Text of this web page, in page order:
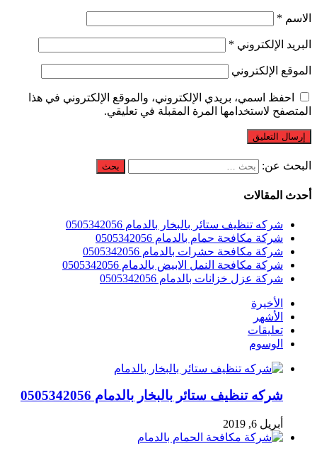
الاسم *
البريد الإلكتروني *
الموقع الإلكتروني
احفظ اسمي، بريدي الإلكتروني، والموقع الإلكتروني في هذا
المتصفح لاستخدامها المرة المقبلة في تعليقي.
البحث عن:
أحدث المقالات
شركه تنظيف ستائر بالبخار بالدمام 0505342056
شركة مكافحة حمام بالدمام 0505342056
شركة مكافحة حشرات بالدمام 0505342056
شركة مكافحة النمل الابيض بالدمام 0505342056
شركة عزل خزانات بالدمام 0505342056
الأخيرة
الأشهر
تعليقات
الوسوم
شركه تنظيف ستائر بالبخار بالدمام 0505342056
أبريل 6, 2019